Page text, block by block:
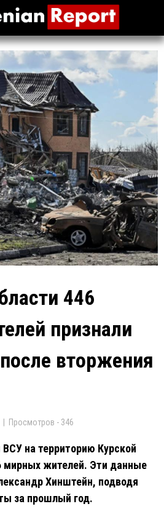
446
признали
вторжения
| Просмотров - 346
на территорию Курской
мирных жителей. Эти данные
Хинштейн, подводя
за прошлый год.